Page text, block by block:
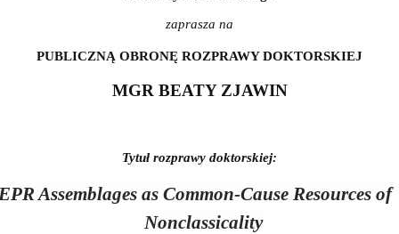
zaprasza na
PUBLICZNĄ OBRONĘ ROZPRAWY DOKTORSKIEJ
MGR BEATY ZJAWIN
Tytuł rozprawy doktorskiej:
Assemblages as Common-Cause Resources of
Nonclassicality